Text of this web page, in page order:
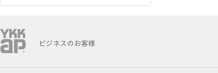
ビジネスのお客様